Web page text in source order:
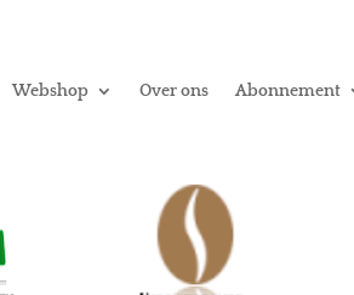
Webshop Over ons Abonnement